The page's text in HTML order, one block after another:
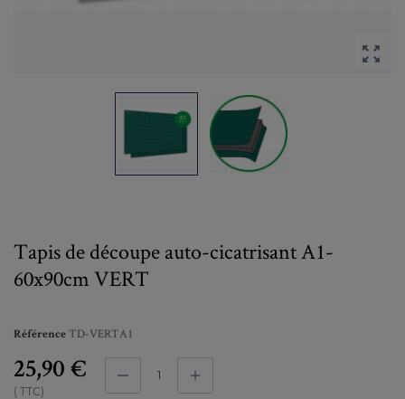

Tapis de découpe auto-cicatrisant A1-
60x90cm VERT
Référence TD-VERTA1
25,90 €
TTC